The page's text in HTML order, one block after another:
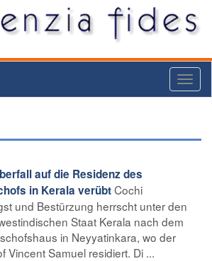
auf die Residenz des
in Kerala verübtCochi
und Bestürzung herrscht unter den
Staat Kerala nach dem
in Neyyatinkara, wo der
Vincent Samuel residiert. Di ...